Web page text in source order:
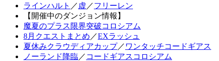
ラインハルト ／ 虚 ／フリーレン
【開催中のダンジョン情報】
魔夏のプラス限界突破コロシアム
8月クエストまとめ ／EXラッシュ
夏休みクラウディアカップ／ ワンタッチコードギアス
ノーランド降臨／ コードギアスコロシアム